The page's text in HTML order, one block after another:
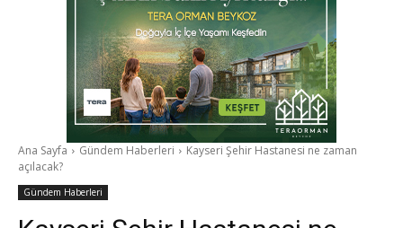
Ana Sayfa Gündem Haberleri
Kayseri Şehir Hastanesi ne zaman
açılacak?
Gündem Haberleri